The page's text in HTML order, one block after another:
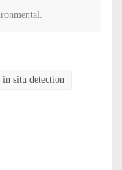
in situ detection